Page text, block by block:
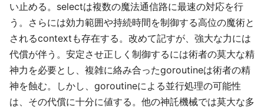
い止める。selectは複数の魔法通信路に最速の対応を行
う。さらには効力範囲や持続時間を制御する高位の魔術と
されるcontextも存在する。改めて記すが、強大な力には
代償が伴う。安定させ正しく制御するには術者の莫大な精
神力を必要とし、複雑に絡み合ったgoroutineは術者の精
神を蝕む。しかし、goroutineによる並行処理の可能性
は、その代償に十分に値する。他の神託機械では莫大な多